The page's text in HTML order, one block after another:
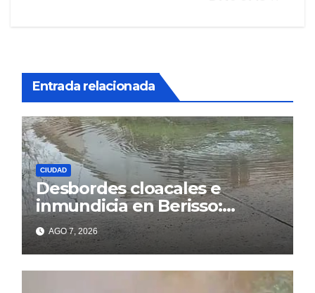
Entrada relacionada
CIUDAD
Desbordes cloacales e
inmundicia en Berisso:
colapso de la red en la calle
14AGO 7, 2026